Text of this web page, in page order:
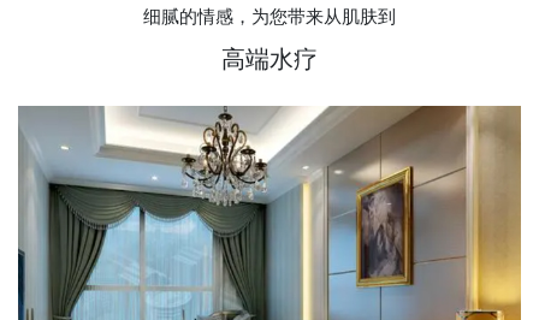
细腻的情感，为您带来从肌肤到
高端水疗